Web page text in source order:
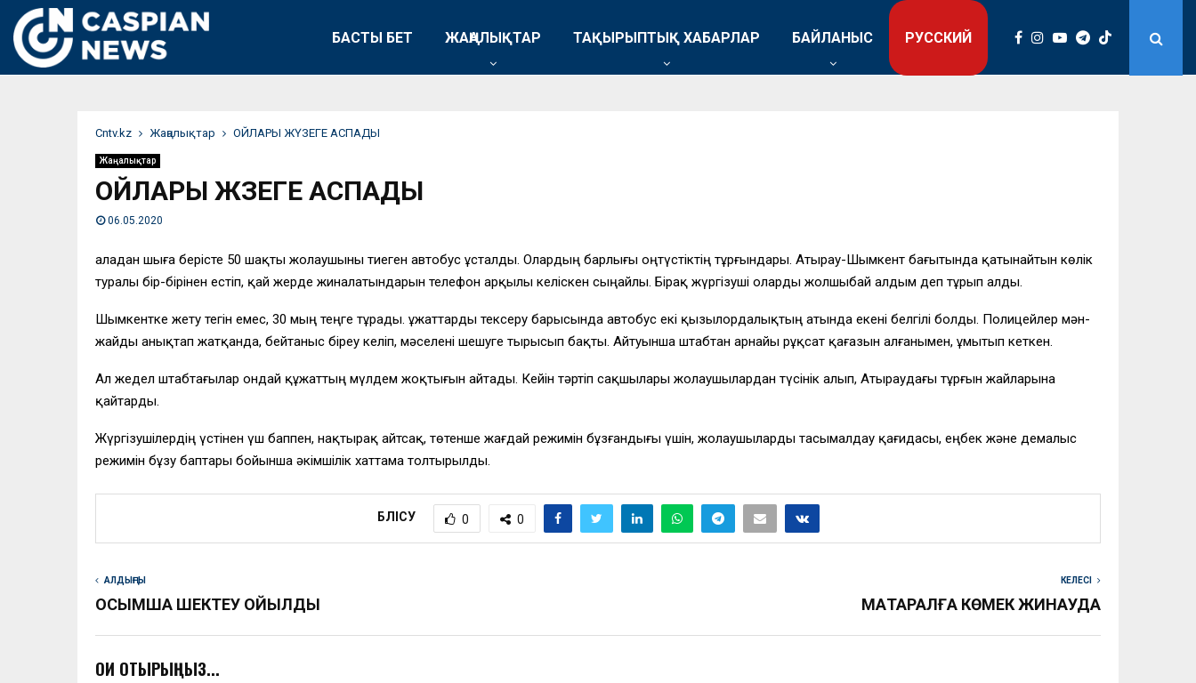
БАСТЫ БЕТ ЖАҢАЛЫҚТАР ТАҚЫРЫПТЫҚ ХАБАРЛАР БАЙЛАНЫС РУССКИЙ
Сntv.kz Жаңалықтар ОЙЛАРЫ ЖҮЗЕГЕ АСПАДЫ
Жаңалықтар
ОЙЛАРЫ ЖҮЗЕГЕ АСПАДЫ
06.05.2020
Қаладан шыға берісте 50 шақты жолаушыны тиеген автобус ұсталды. Олардың барлығы оңтүстіктің тұрғындары. Атырау-Шымкент бағытында қатынайтын көлік
туралы бір-бірінен естіп, қай жерде жиналатындарын телефон арқылы келіскен сыңайлы. Бірақ жүргізуші оларды жолшыбай алдым деп тұрып алды.
Шымкентке жету тегін емес, 30 мың теңге тұрады. Құжаттарды тексеру барысында автобус екі қызылордалықтың атында екені белгілі болды. Полицейлер мән-
жайды анықтап жатқанда, бейтаныс біреу келіп, мәселені шешуге тырысып бақты. Айтуынша штабтан арнайы рұқсат қағазын алғанымен, ұмытып кеткен.
Ал жедел штабтағылар ондай құжаттың мүлдем жоқтығын айтады. Кейін тәртіп сақшылары жолаушылардан түсінік алып, Атыраудағы тұрғын жайларына
қайтарды.
Жүргізушілердің үстінен үш баппен, нақтырақ айтсақ, төтенше жағдай режимін бұзғандығы үшін, жолаушыларды тасымалдау қағидасы, еңбек және демалыс
режимін бұзу баптары бойынша әкімшілік хаттама толтырылды.
БӨЛІСУ 0 0
АЛДЫҢҒЫ
ҚОСЫМША ШЕКТЕУ ҚОЙЫЛДЫ
КЕЛЕСІ
МАҚТАРАЛҒА КӨМЕК ЖИНАУДА
ОҚИ ОТЫРЫҢЫЗ...